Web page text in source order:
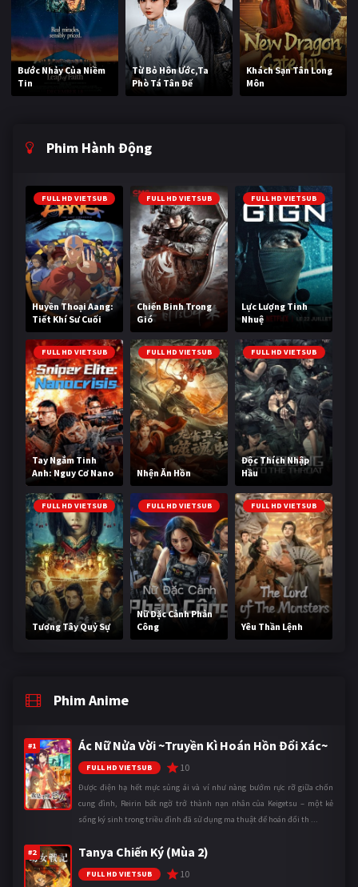
Bước Nhảy Của Niềm
Tin
Từ Bỏ Hôn Ước,Ta
Phò Tá Tân Đế
Khách Sạn Tân Long
Môn
Phim Hành Động
FULL HD VIETSUB
Huyền Thoại Aang:
Tiết Khí Sư Cuối
Cùng
FULL HD VIETSUB
Chiến Binh Trong
Gió
FULL HD VIETSUB
Lực Lượng Tinh
Nhuệ
FULL HD VIETSUB
Tay Ngắm Tinh
Anh: Nguy Cơ Nano
FULL HD VIETSUB
Nhện Ăn Hồn
FULL HD VIETSUB
Độc Thích Nhập
Hầu
FULL HD VIETSUB
Tương Tây Quỷ Sự
FULL HD VIETSUB
Nữ Đặc Cảnh Phản
Công
FULL HD VIETSUB
Yêu Thần Lệnh
Phim Anime
#1 Ác Nữ Nửa Vời ~Truyền Kì Hoán Hồn Đổi Xác~
FULL HD VIETSUB 10
Được điện hạ hết mực sủng ái và ví như nàng bướm rực rỡ giữa chốn
cung đình, Reirin bất ngờ trở thành nạn nhân của Keigetsu – một kẻ
sống ký sinh trong triều đình đã sử dụng ma thuật để hoán đổi th ...
#2 Tanya Chiến Ký (Mùa 2)
FULL HD VIETSUB 10